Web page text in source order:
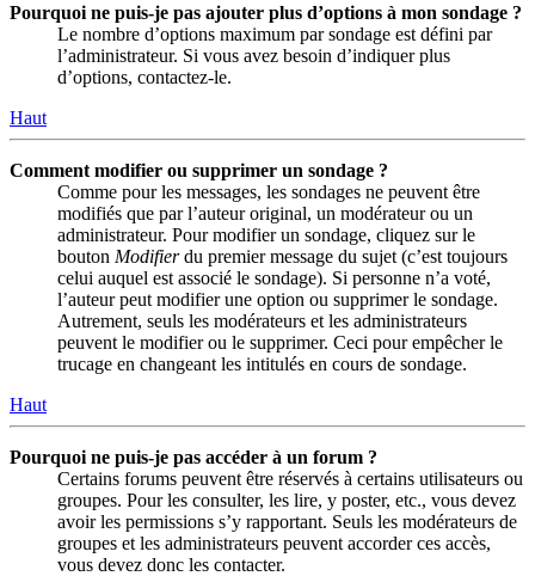
Pourquoi ne puis-je pas ajouter plus d’options à mon sondage ?
Le nombre d’options maximum par sondage est défini par
l’administrateur. Si vous avez besoin d’indiquer plus
d’options, contactez-le.
Haut
Comment modifier ou supprimer un sondage ?
Comme pour les messages, les sondages ne peuvent être
modifiés que par l’auteur original, un modérateur ou un
administrateur. Pour modifier un sondage, cliquez sur le
bouton Modifierdu premier message du sujet (c’est toujours
celui auquel est associé le sondage). Si personne n’a voté,
l’auteur peut modifier une option ou supprimer le sondage.
Autrement, seuls les modérateurs et les administrateurs
peuvent le modifier ou le supprimer. Ceci pour empêcher le
trucage en changeant les intitulés en cours de sondage.
Haut
Pourquoi ne puis-je pas accéder à un forum ?
Certains forums peuvent être réservés à certains utilisateurs ou
groupes. Pour les consulter, les lire, y poster, etc., vous devez
avoir les permissions s’y rapportant. Seuls les modérateurs de
groupes et les administrateurs peuvent accorder ces accès,
vous devez donc les contacter.